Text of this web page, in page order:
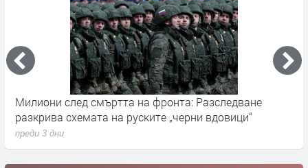
Германските служби разследват руски опити за
влияние върху местния вот през септември
преди 3 дни